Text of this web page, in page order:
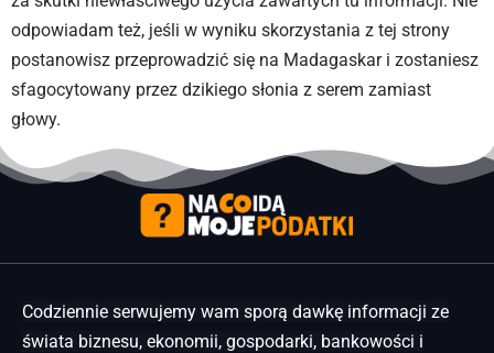
odpowiadam też, jeśli w wyniku skorzystania z tej strony
postanowisz przeprowadzić się na Madagaskar i zostaniesz
sfagocytowany przez dzikiego słonia z serem zamiast
głowy.
Codziennie serwujemy wam sporą dawkę informacji ze
świata biznesu, ekonomii, gospodarki, bankowości i